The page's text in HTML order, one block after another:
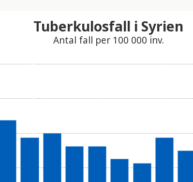
Tuberkulosfall i Syrien
Antal fall per 100 000 inv.